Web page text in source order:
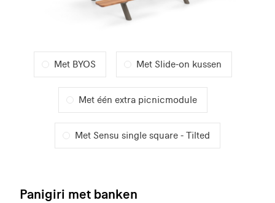
Met BYOS Met Slide-on kussen
Met één extra picnicmodule
Met Sensu single square - Tilted
Panigiri met banken